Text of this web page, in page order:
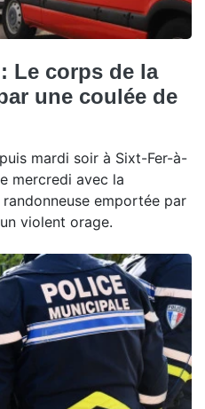
Le corps de la
une coulée de
mardi soir à Sixt-Fer-à-
mercredi avec la
emportée par
violent orage.